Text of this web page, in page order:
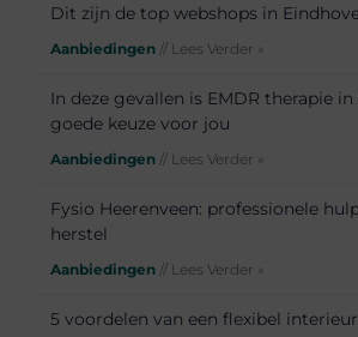
Dit zijn de top webshops in
Aanbiedingen // Lees Verder »
In deze gevallen is EMDR therapie
goede keuze voor jou
Aanbiedingen // Lees Verder »
Fysio Heerenveen: professionele
herstel
Aanbiedingen // Lees Verder »
5 voordelen van een flexibel interieur